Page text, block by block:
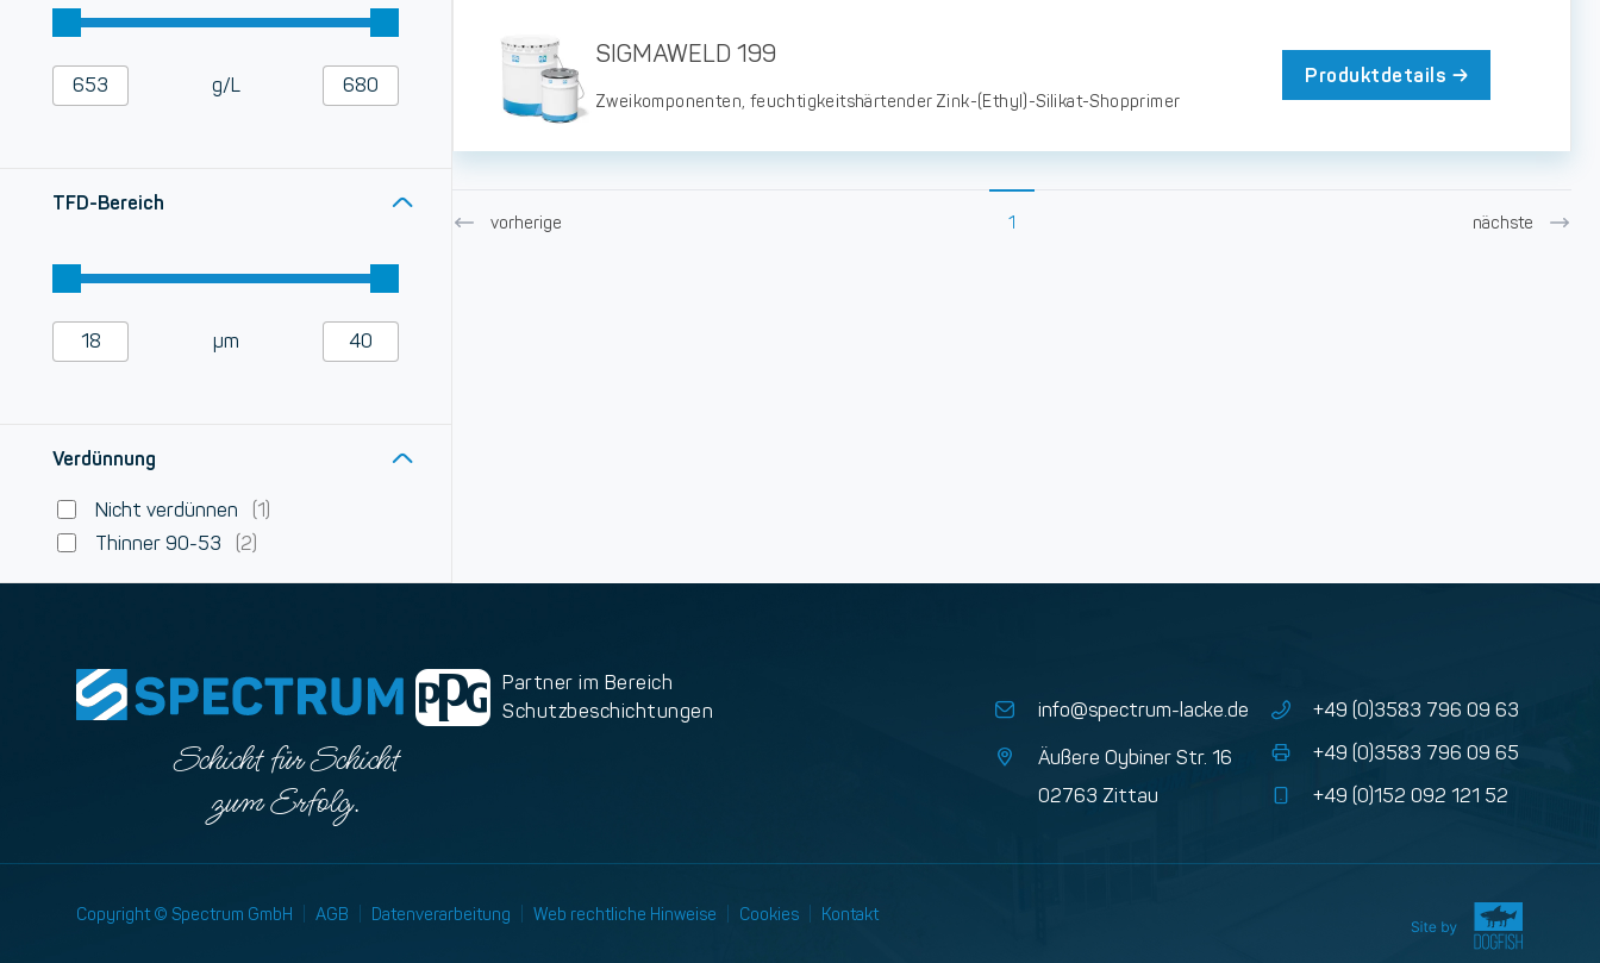
g/L
TFD-Bereich
µm
Verdünnung
Nicht verdünnen (1)
Thinner 90-53 (2)
SIGMAWELD 199
Zweikomponenten, feuchtigkeitshärtender Zink-(Ethyl)-Silikat-Shopprimer
Produktdetails
vorherige 1 nächste
Schicht für Schicht
zum Erfolg.
Partner im Bereich
Schutzbeschichtungen
info@spectrum-lacke.de
Äußere Oybiner Str. 16
02763 Zittau
+49 (0)3583 796 09 63
+49 (0)3583 796 09 65
+49 (0)152 092 121 52
Copyright © Spectrum GmbH AGB Datenverarbeitung Web rechtliche Hinweise Cookies Kontakt